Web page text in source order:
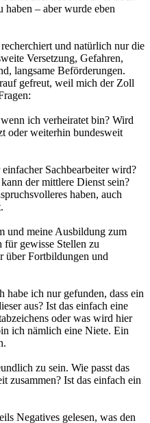
– aber wurde eben
und natürlich nur die
Versetzung, Gefahren,
langsame Beförderungen.
gefreut, weil mich der Zoll
ich verheiratet bin? Wird
oder weiterhin bundesweit
Sachbearbeiter wird?
der mittlere Dienst sein?
haben, auch
und meine Ausbildung zum
gewisse Stellen zu
über Fortbildungen und
habe ich nur gefunden, dass ein
aus? Ist das einfach eine
oder was wird hier
ich nämlich eine Niete. Ein
zu sein. Wie passt das
zusammen? Ist das einfach ein
Negatives gelesen, was den